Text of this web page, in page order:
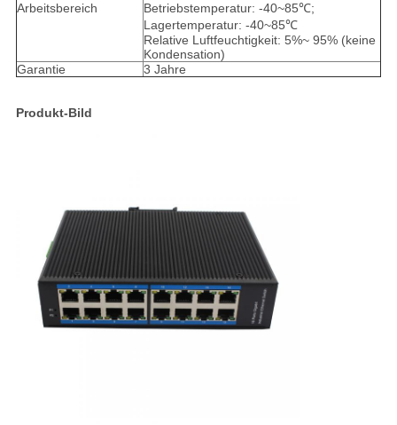
Arbeitsbereich
Betriebstemperatur: -40~85℃;
Lagertemperatur: -40~85℃
Relative Luftfeuchtigkeit: 5%~ 95% (keine
Kondensation)
Garantie
3 Jahre
Produkt-Bild